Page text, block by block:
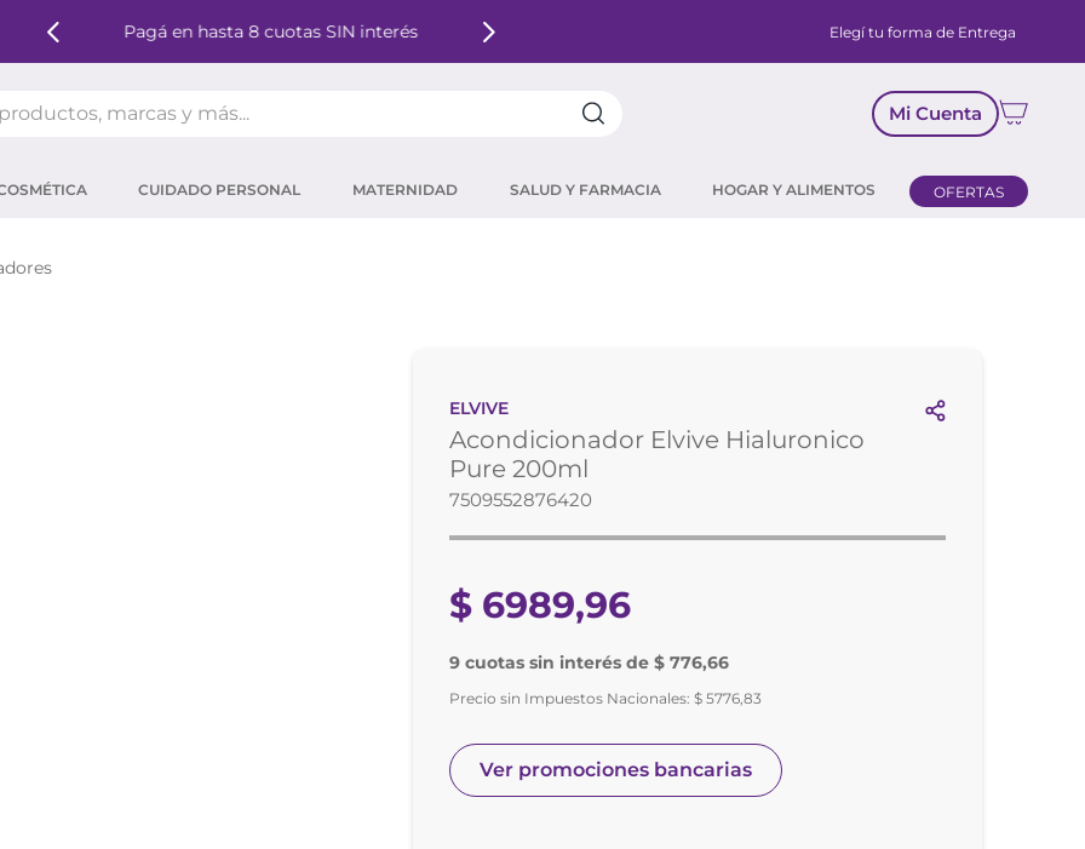
Pagá en hasta 8 cuotas SIN interés Elegí tu forma de Entrega
Mi Cuenta
CUIDADO PERSONAL MATERNIDAD SALUD Y FARMACIA HOGAR Y ALIMENTOS OFERTAS
ELVIVE
Acondicionador Elvive Hialuronico
Pure 200ml
7509552876420
$ 6989,96
9 cuotas sin interés de $ 776,66
Precio sin Impuestos Nacionales:$ 5776,83
Ver promociones bancarias